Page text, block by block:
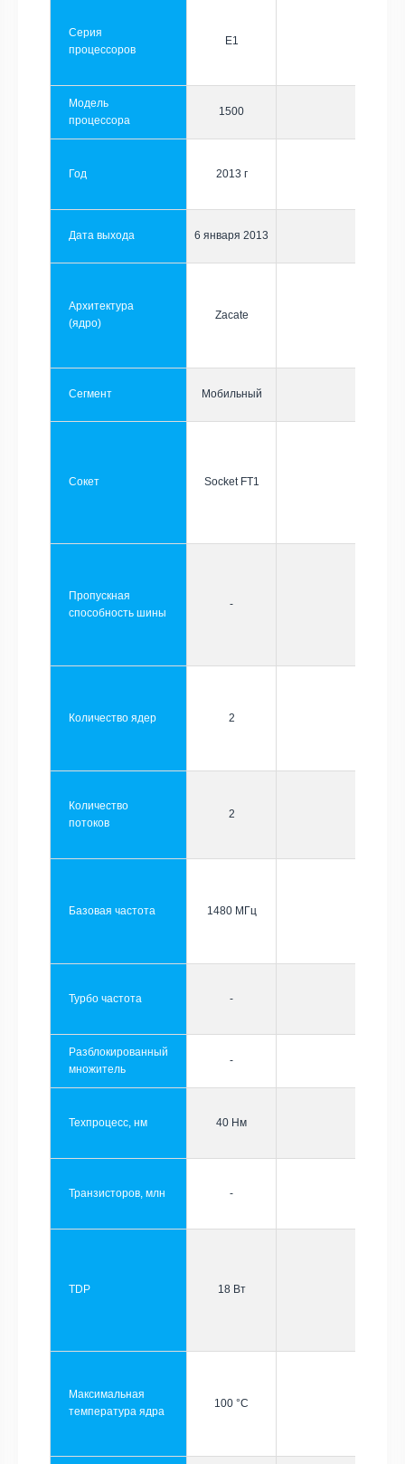
Серия
процессоров
E1
Модель
процессора
1500
Год 2013 г
Дата выхода 6 января 2013
Архитектура
(ядро)
Zacate
Сегмент Мобильный
Сокет Socket FT1
Пропускная
способность шины
-
Количество ядер 2
Количество
потоков
2
Базовая частота 1480 МГц
Турбо частота -
Разблокированный
множитель
-
Техпроцесс, нм 40 Нм
Транзисторов, млн -
TDP 18 Вт
Максимальная
температура ядра
100 °C